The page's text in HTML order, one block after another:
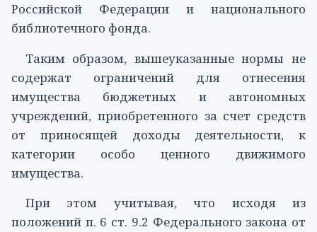
Российской Федерации и национального
библиотечного фонда.
Таким образом, вышеуказанные нормы не
содержат ограничений для отнесения
имущества бюджетных и автономных
учреждений, приобретенного за счет средств
от приносящей доходы деятельности, к
категории особо ценного движимого
имущества.
При этом учитывая, что исходя из
положений п. 6 ст. 9.2 Федерального закона от